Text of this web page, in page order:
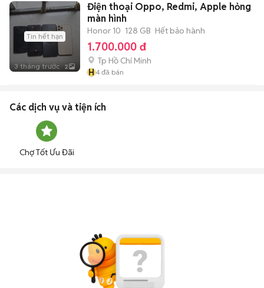
Tin hết hạn
3 tháng trước 2
Điện thoại Oppo, Redmi, Apple hỏng
màn hình
Honor 10 128 GB Hết bảo hành
1.700.000 đ
Tp Hồ Chí Minh
H4 đã bán
Các dịch vụ và tiện ích
Chợ Tốt Ưu Đãi